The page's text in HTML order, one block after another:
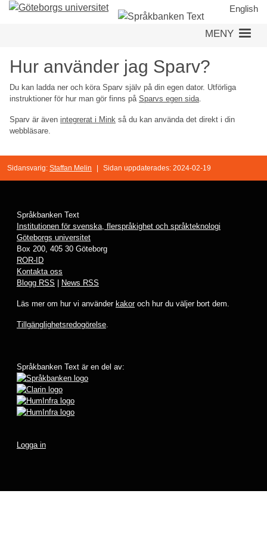
Hoppa
English
MENY
Hur använder jag Sparv?
Du kan ladda ner och köra Sparv själv på din egen dator. Utförliga
instruktioner för hur man gör finns på Sparvs egen sida.
Sparv är även integrerat i Mink så du kan använda det direkt i din
webbläsare.
Sidansvarig: Staffan Melin Sidan uppdaterades: 2024-02-19
Språkbanken Text
Institutionen för svenska, flerspråkighet och språkteknologi
Göteborgs universitet
Box 200, 405 30 Göteborg
ROR-ID
Kontakta oss
Blogg RSS
News RSS
Läs mer om hur vi använder kakoroch hur du väljer bort dem.
Tillgänglighetsredogörelse.
Språkbanken Text är en del av:
Logga in